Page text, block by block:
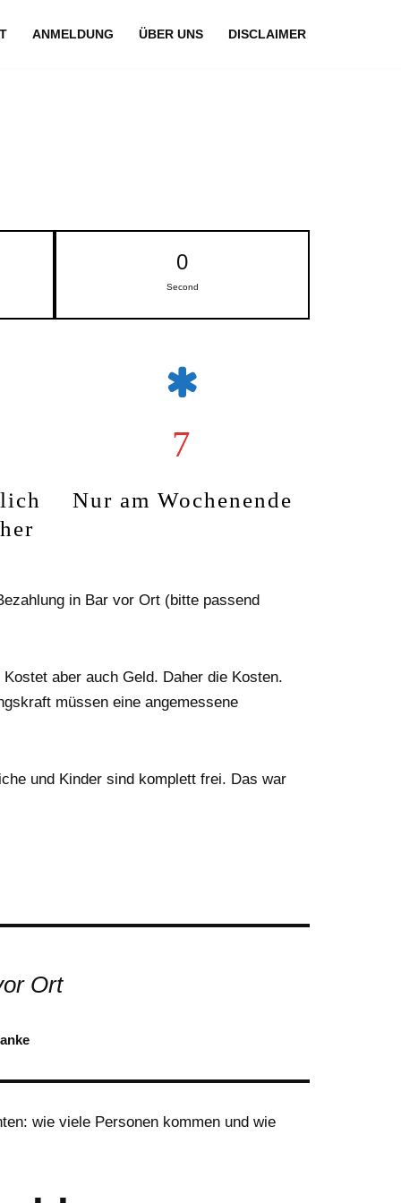
ANMELDUNG ÜBER UNS DISCLAIMER
0
Second
7
Nur am Wochenende
in Bar vor Ort (bitte passend
aber auch Geld. Daher die Kosten.
müssen eine angemessene
und Kinder sind komplett frei. Das war
Ort
wie viele Personen kommen und wie